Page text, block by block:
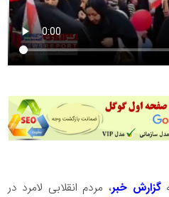
گزارش خبر، مردم انقلابی لامرد در